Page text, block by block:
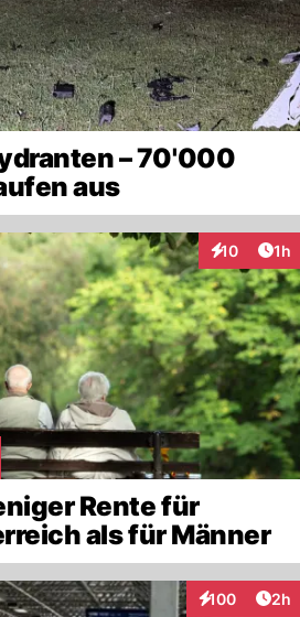
– 70'000
aus
10 1h
Rente für
als für Männer
100
Interaktionen
2h